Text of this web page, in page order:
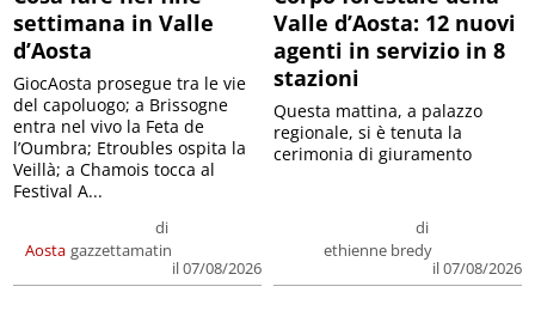
settimana in Valle
d’Aosta
Aosta
di
gazzettamatin
il 07/08/2026
GiocAosta prosegue tra le vie
del capoluogo; a Brissogne
entra nel vivo la Feta de
l’Oumbra; Etroubles ospita la
Veillà; a Chamois tocca al
Festival A...
Valle d’Aosta: 12 nuovi
agenti in servizio in 8
stazioni
di
ethienne bredy
il 07/08/2026
Questa mattina, a palazzo
regionale, si è tenuta la
cerimonia di giuramento